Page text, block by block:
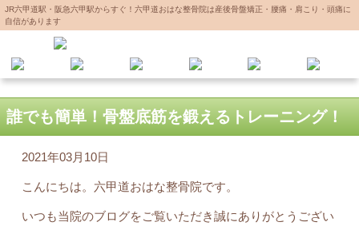
JR六甲道駅・阪急六甲駅からすぐ！六甲道おはな整骨院は産後骨盤矯正・腰痛・肩こり・頭痛に
自信があります
誰でも簡単！骨盤底筋を鍛えるトレーニング！
2021年03月10日
こんにちは。六甲道おはな整骨院です。
いつも当院のブログをご覧いただき誠にありがとうござい